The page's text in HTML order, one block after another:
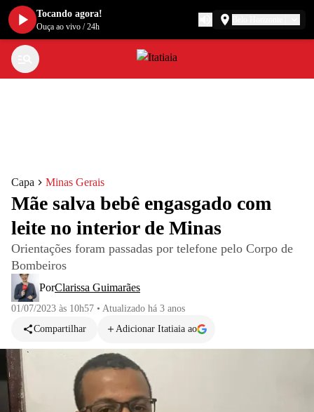
Capa Minas Gerais
Mãe salva bebê engasgado com
leite no interior de Minas
Orientações foram passadas por telefone pelo Corpo de
Bombeiros
PorClarissa Guimarães
01/07/2023 às 10h57 • Atualizado há 3 anos
Compartilhar
Adicionar Itatiaia ao
Tocando agora!
Ouça ao vivo /24h